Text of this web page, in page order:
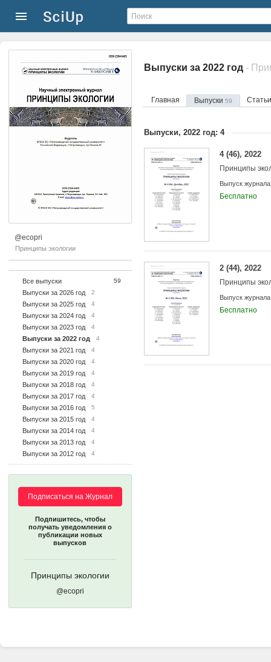
@ecopri
Принципы экологии
Все выпуски 59
Выпуски за 2026 год 2
Выпуски за 2025 год 4
Выпуски за 2024 год 4
Выпуски за 2023 год 4
Выпуски за 2022 год 4
Выпуски за 2021 год 4
Выпуски за 2020 год 4
Выпуски за 2019 год 4
Выпуски за 2018 год 4
Выпуски за 2017 год 4
Выпуски за 2016 год 5
Выпуски за 2015 год 4
Выпуски за 2014 год 4
Выпуски за 2013 год 4
Выпуски за 2012 год 4
Подписаться на Журнал
Подпишитесь, чтобы
получать уведомления о
публикации новых
выпусков
Принципы экологии
@ecopri
Выпуски за 2022 год -
Главная Выпуски 59
Выпуски, 2022 год: 4
4 (46), 2022
Принципы
Выпуск журнала
Бесплатно
2 (44), 2022
Принципы
Выпуск журнала
Бесплатно